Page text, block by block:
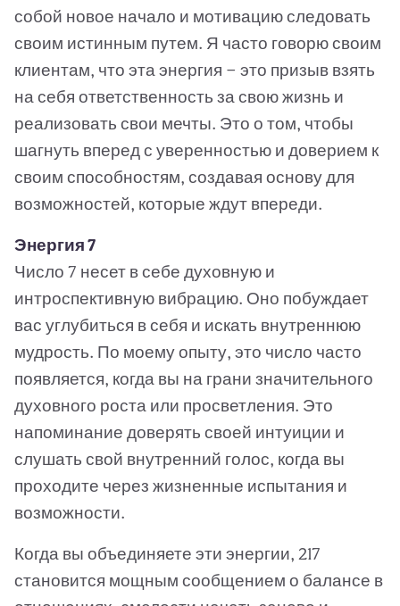
собой новое начало и мотивацию следовать
своим истинным путем. Я часто говорю своим
клиентам, что эта энергия — это призыв взять
на себя ответственность за свою жизнь и
реализовать свои мечты. Это о том, чтобы
шагнуть вперед с уверенностью и доверием к
своим способностям, создавая основу для
возможностей, которые ждут впереди.
Энергия 7
Число 7 несет в себе духовную и
интроспективную вибрацию. Оно побуждает
вас углубиться в себя и искать внутреннюю
мудрость. По моему опыту, это число часто
появляется, когда вы на грани значительного
духовного роста или просветления. Это
напоминание доверять своей интуиции и
слушать свой внутренний голос, когда вы
проходите через жизненные испытания и
возможности.
Когда вы объединяете эти энергии, 217
становится мощным сообщением о балансе в